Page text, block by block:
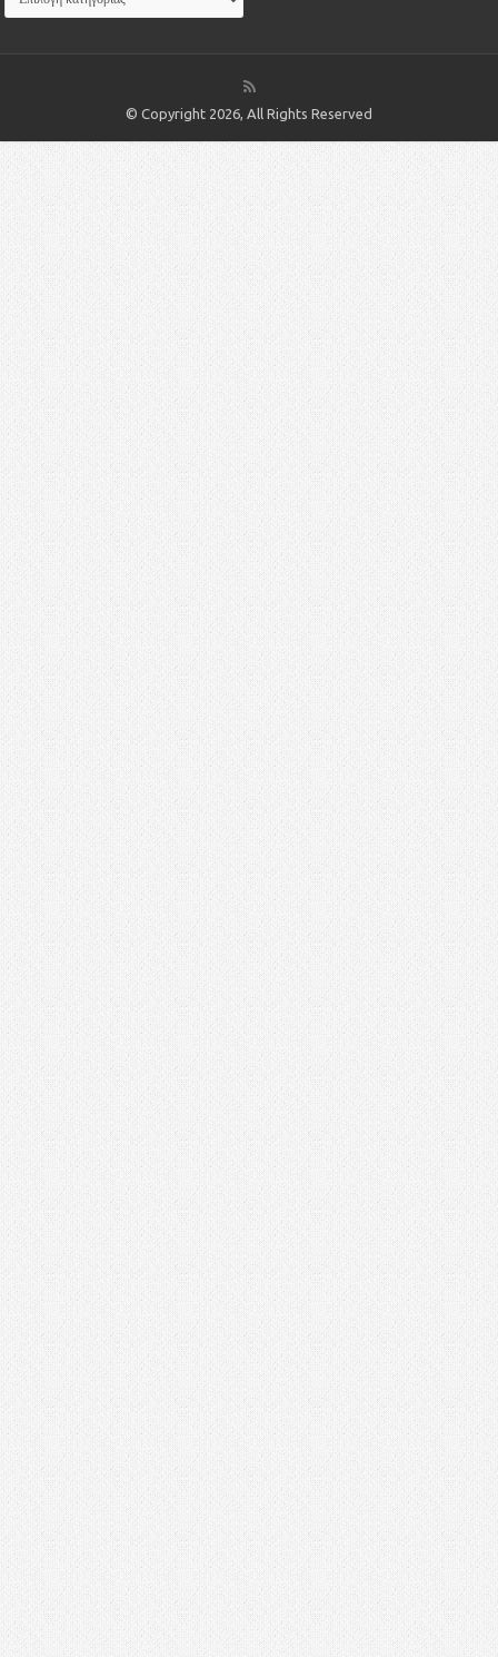
© Copyright 2026, All Rights Reserved